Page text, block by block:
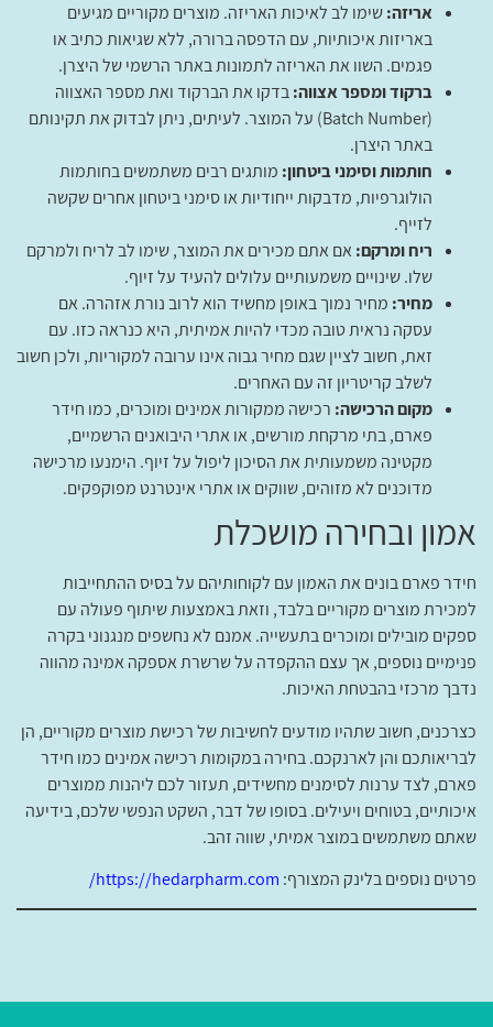
אריזה:שימו לב לאיכות האריזה. מוצרים מקוריים מגיעים
באריזות איכותיות, עם הדפסה ברורה, ללא שגיאות כתיב או
פגמים. השוו את האריזה לתמונות באתר הרשמי של היצרן.
ברקוד ומספר אצווה:בדקו את הברקוד ואת מספר האצווה
(Batch Number) על המוצר. לעיתים, ניתן לבדוק את תקינותם
באתר היצרן.
חותמות וסימני ביטחון: מותגים רבים משתמשים בחותמות
הולוגרפיות, מדבקות ייחודיות או סימני ביטחון אחרים שקשה
לזייף.
ריח ומרקם: אם אתם מכירים את המוצר, שימו לב לריח ולמרקם
שלו. שינויים משמעותיים עלולים להעיד על זיוף.
מחיר: מחיר נמוך באופן מחשיד הוא לרוב נורת אזהרה. אם
עסקה נראית טובה מכדי להיות אמיתית, היא כנראה כזו. עם
זאת, חשוב לציין שגם מחיר גבוה אינו ערובה למקוריות, ולכן חשוב
לשלב קריטריון זה עם האחרים.
מקום הרכישה: רכישה ממקורות אמינים ומוכרים, כמו חידר
פארם, בתי מרקחת מורשים, או אתרי היבואנים הרשמיים,
מקטינה משמעותית את הסיכון ליפול על זיוף. הימנעו מרכישה
מדוכנים לא מזוהים, שווקים או אתרי אינטרנט מפוקפקים.
אמון ובחירה מושכלת
חידר פארם בונים את האמון עם לקוחותיהם על בסיס ההתחייבות
למכירת מוצרים מקוריים בלבד, וזאת באמצעות שיתוף פעולה עם
ספקים מובילים ומוכרים בתעשייה. אמנם לא נחשפים מנגנוני בקרה
פנימיים נוספים, אך עצם ההקפדה על שרשרת אספקה אמינה מהווה
נדבך מרכזי בהבטחת האיכות.
כצרכנים, חשוב שתהיו מודעים לחשיבות של רכישת מוצרים מקוריים, הן
לבריאותכם והן לארנקכם. בחירה במקומות רכישה אמינים כמו חידר
פארם, לצד ערנות לסימנים מחשידים, תעזור לכם ליהנות ממוצרים
איכותיים, בטוחים ויעילים. בסופו של דבר, השקט הנפשי שלכם, בידיעה
שאתם משתמשים במוצר אמיתי, שווה זהב.
פרטים נוספים בלינק המצורף: https://hedarpharm.com/